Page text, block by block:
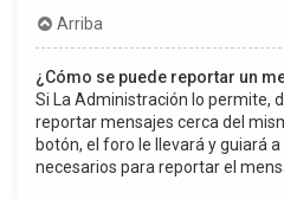
Arriba
¿Cómo se puede reportar un
Si La Administración lo permite,
reportar mensajes cerca del
botón, el foro le llevará y guiará
necesarios para reportar el